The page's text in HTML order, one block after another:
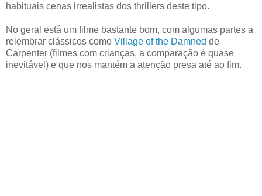
habituais cenas irrealistas dos thrillers deste tipo.
No geral está um filme bastante bom, com algumas partes a
relembrar clássicos como Village of the Damned de
Carpenter (filmes com crianças, a comparação é quase
inevitável) e que nos mantém a atenção presa até ao fim.